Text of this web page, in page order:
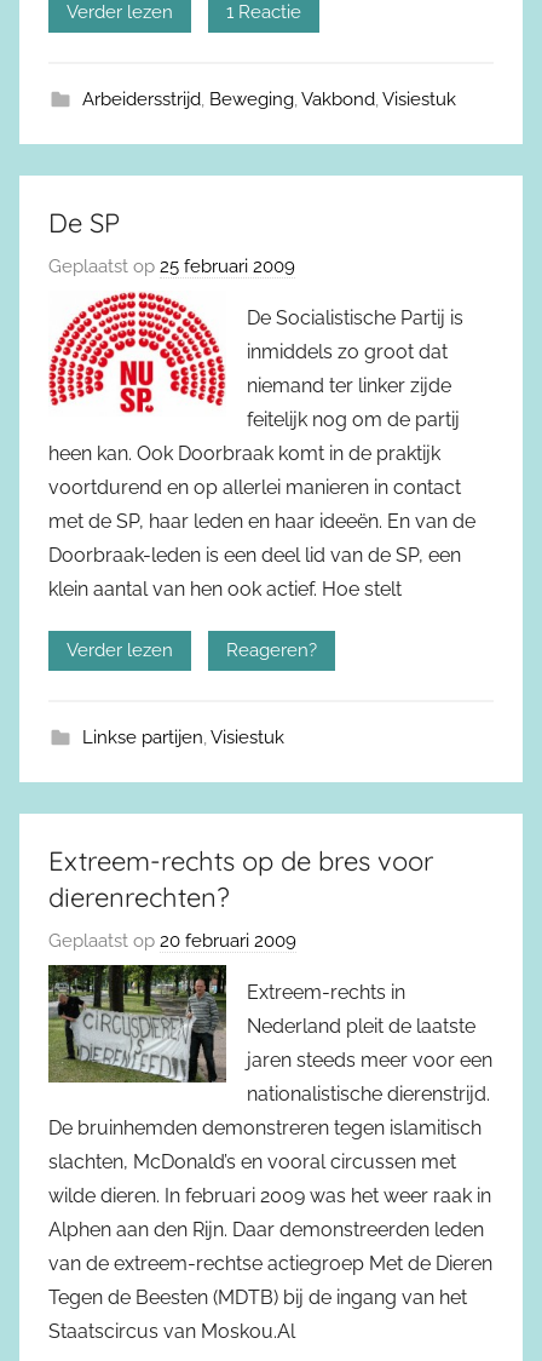
Verder lezen 1 Reactie
Arbeidersstrijd, Beweging,Vakbond,Visiestuk
De SP
Geplaatst op 25 februari 2009
De Socialistische Partij is
inmiddels zo groot dat
niemand ter linker zijde
feitelijk nog om de partij
heen kan. Ook Doorbraak komt in de praktijk
voortdurend en op allerlei manieren in contact
met de SP, haar leden en haar ideeën. En van de
Doorbraak-leden is een deel lid van de SP, een
klein aantal van hen ook actief. Hoe stelt
Verder lezen Reageren?
Linkse partijen,Visiestuk
Extreem-rechts op de bres voor
dierenrechten?
Geplaatst op 20 februari 2009
Extreem-rechts in
Nederland pleit de laatste
jaren steeds meer voor een
nationalistische dierenstrijd.
De bruinhemden demonstreren tegen islamitisch
slachten, McDonald’s en vooral circussen met
wilde dieren. In februari 2009 was het weer raak in
Alphen aan den Rijn. Daar demonstreerden leden
van de extreem-rechtse actiegroep Met de Dieren
Tegen de Beesten (MDTB) bij de ingang van het
Staatscircus van Moskou.Al